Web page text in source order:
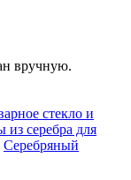
вручную.
стекло и
из серебра для
Серебряный